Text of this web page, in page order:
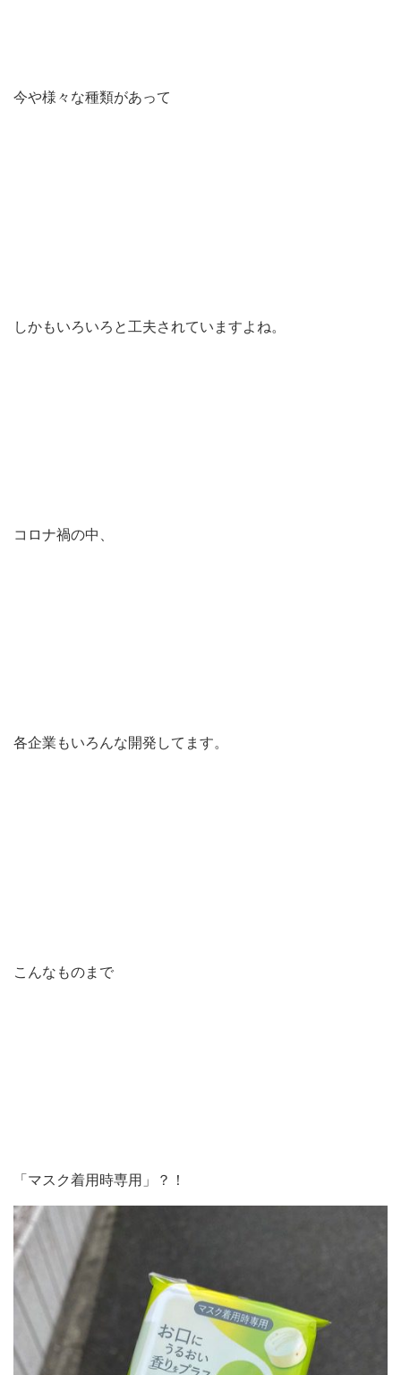
今や様々な種類があって
しかもいろいろと工夫されていますよね。
コロナ禍の中、
各企業もいろんな開発してます。
こんなものまで
「マスク着用時専用」？！